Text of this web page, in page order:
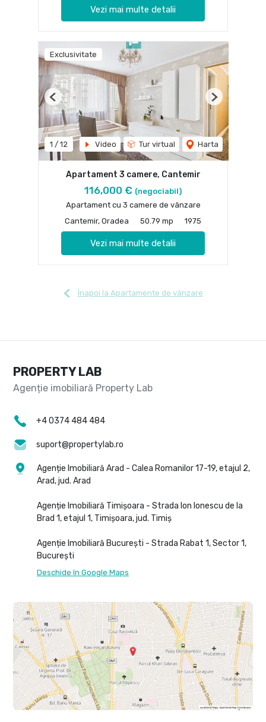
Vezi mai multe detalii
Exclusivitate
1 / 12 Video Tur virtual Harta
Previous Next
Apartament 3 camere, Cantemir
116,000 € (negociabil)
Apartament cu 3 camere de vânzare
Cantemir, Oradea
50.79 mp 1975
Vezi mai multe detalii
Înapoi la Apartamente de vânzare
PROPERTY LAB
+4 0374 484 484
suport@propertylab.ro
Agenție Imobiliară Arad - Calea Romanilor 17-19, etajul 2,
Arad, jud. Arad
Agenție Imobiliară Timișoara - Strada Ion Ionescu de la
Brad 1, etajul 1, Timișoara, jud. Timiș
Agenție Imobiliară București - Strada Rabat 1, Sector 1,
București
Deschide în Google Maps